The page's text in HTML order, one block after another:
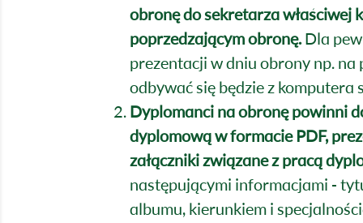
obronę do sekretarza właściwej
poprzedzającym obronę.Dla
prezentacji w dniu obrony np.
odbywać się będzie z komputera
Dyplomanci na obronę powinni
dyplomową w formacie PDF,
załączniki związane z pracą
następującymi informacjami -
albumu, kierunkiem i